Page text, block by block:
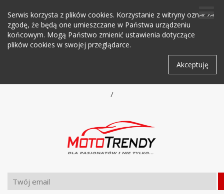
Serwis korzysta z plików cookies. Korzystanie z witryny oznacza
zgodę, że będą one umieszczane w Państwa urządzeniu
końcowym. Mogą Państwo zmienić ustawienia dotyczące
plików cookies w swojej przeglądarce.
Akceptuję
/